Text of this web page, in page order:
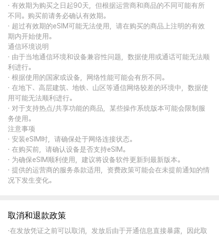
· 有效期为购买之日起90天，但根据运营商和商品的不同可能有所
不同。购买前请务必确认有效期。
· 超过有效期的eSIM可能无法使用，请在购买的商品上注明的有效
期内开始使用。
通信环境说明
· 由于当地通信环境和设备兼容性问题，数据使用或通话可能无法顺
利进行。
· 根据使用的国家或设备，网络性能可能会有所不同。
· 在地下、高层建筑、地铁、山区等通信网络较差的环境中，数据使
用可能无法顺利进行。
· 对于支持热点/共享功能的商品，某些操作系统版本可能会限制服
务使用。
注意事项
· 安装eSIM时，请确保处于网络连接状态。
· 在购买前，请确认设备是否支持eSIM。
· 为确保eSIM顺利使用，建议将设备软件更新到最新版本。
· 提供的运营商的服务条款适用，资费政策可能会在未提前通知的情
况下发生变化。
取消和退款政策
·在发放凭证之前可以取消，发放后由于开通信息直接暴露，因此取